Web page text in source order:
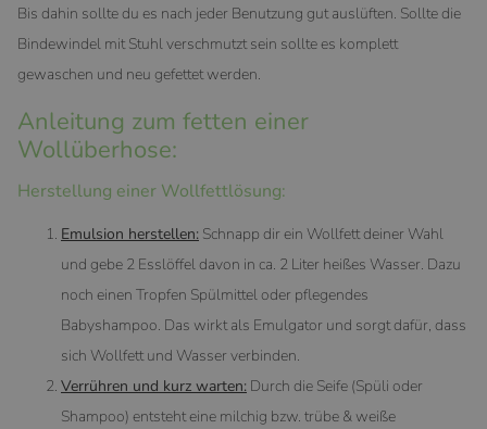
Bis dahin sollte du es nach jeder Benutzung gut auslüften. Sollte die
Bindewindel mit Stuhl verschmutzt sein sollte es komplett
gewaschen und neu gefettet werden.
Anleitung zum fetten einer
Wollüberhose:
Herstellung einer Wollfettlösung:
Emulsion herstellen: Schnapp dir ein Wollfett deiner Wahl
und gebe 2 Esslöffel davon in ca. 2 Liter heißes Wasser. Dazu
noch einen Tropfen Spülmittel oder pflegendes
Babyshampoo. Das wirkt als Emulgator und sorgt dafür, dass
sich Wollfett und Wasser verbinden.
Verrühren und kurz warten: Durch die Seife (Spüli oder
Shampoo) entsteht eine milchig bzw. trübe & weiße